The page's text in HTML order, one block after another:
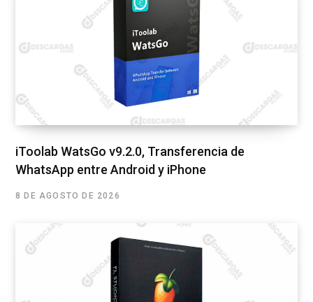
iToolab WatsGo v9.2.0, Transferencia de
WhatsApp entre Android y iPhone
8 DE AGOSTO DE 2026